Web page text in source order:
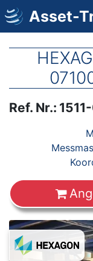
Direkt
zum
Inhalt
Asset-
Ref. Nr.:
Images